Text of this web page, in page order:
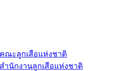
ณะลูกเสือแห่งชาติ
ำนักงานลูกเสือแห่งชาติ